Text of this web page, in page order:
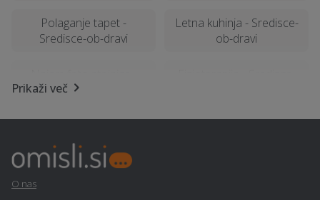
Polaganje tapet -
Sredisce-ob-dravi
Letna kuhinja - Sredisce-
ob-dravi
Sredisce-ob-dravi
ob-dravi
Prikaži več
O nas